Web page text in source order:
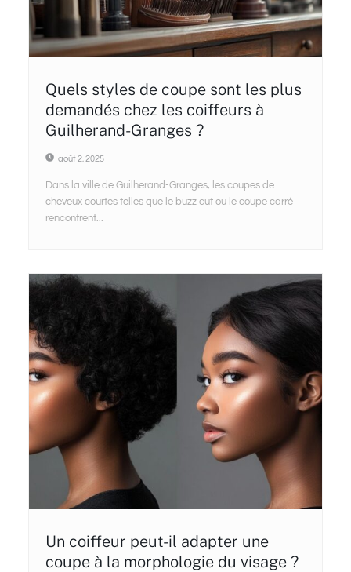
Quels styles de coupe sont les plus
demandés chez les coiffeurs à
Guilherand-Granges ?
août 2, 2025
Dans la ville de Guilherand-Granges, les coupes de
cheveux courtes telles que le buzz cut ou le coupe carré
rencontrent...
Un coiffeur peut-il adapter une
coupe à la morphologie du visage ?